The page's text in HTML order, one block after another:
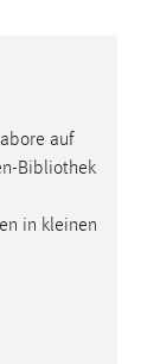
auf
Bibliothek
in kleinen